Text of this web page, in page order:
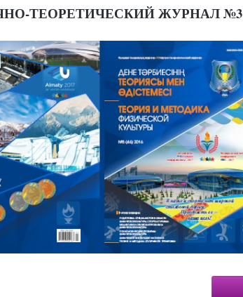
ТЕОРЕТИЧЕСКИЙ ЖУРНАЛ №3